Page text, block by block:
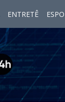
ENTRETÊ